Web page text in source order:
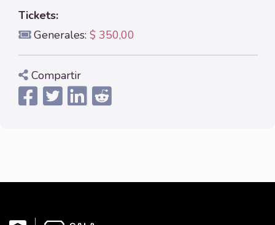
Tickets:
Generales: $ 350,00
Compartir